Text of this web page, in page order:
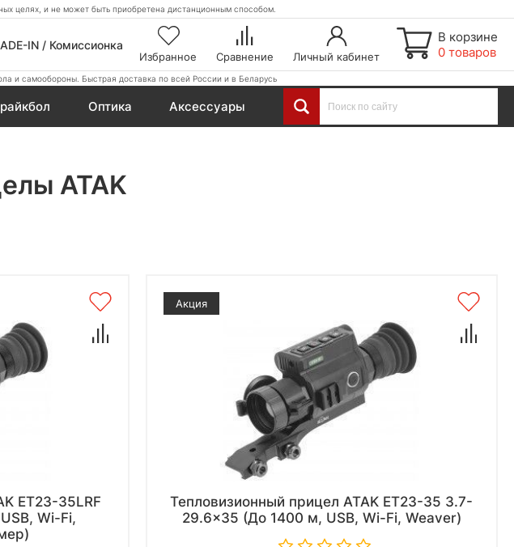
целях, и не может быть приобретена дистанционным способом.
IN / Комиссионка
Избранное Сравнение Личный кабинет
В корзине
0 товаров
и самообороны. Быстрая доставка по всей России и в Беларусь
Оптика Аксессуары
ATAK
ET23-35LRF
Wi-Fi,
Акция
Тепловизионный прицел ATAK ET23-35 3.7-
29.6x35 (До 1400 м, USB, Wi-Fi, Weaver)